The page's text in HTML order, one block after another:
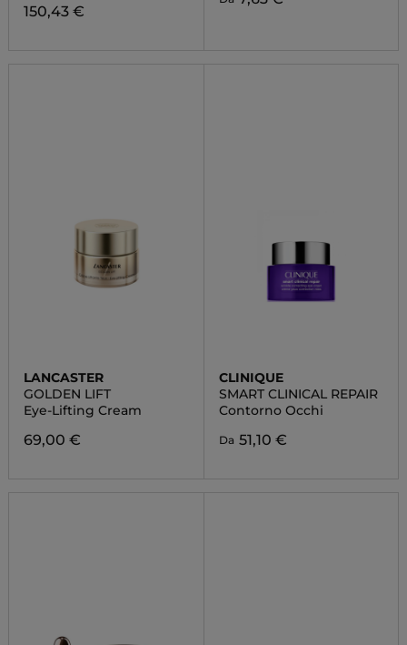
150,43 €
LANCASTER
GOLDEN LIFT
Eye-Lifting Cream
69,00 €
CLINIQUE
SMART CLINICAL REPAIR
Contorno Occhi
Da 51,10 €